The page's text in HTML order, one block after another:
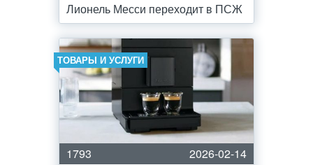
Лионель Месси переходит в ПСЖ
ТОВАРЫ И УСЛУГИ
1793
2026-02-14